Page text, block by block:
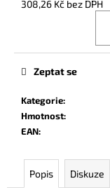
308,26 Kč bez DPH
Kategorie:
Hmotnost:
EAN:
Zeptat se
Popis Diskuze
e
RAPIDE
RAIN
ML
146